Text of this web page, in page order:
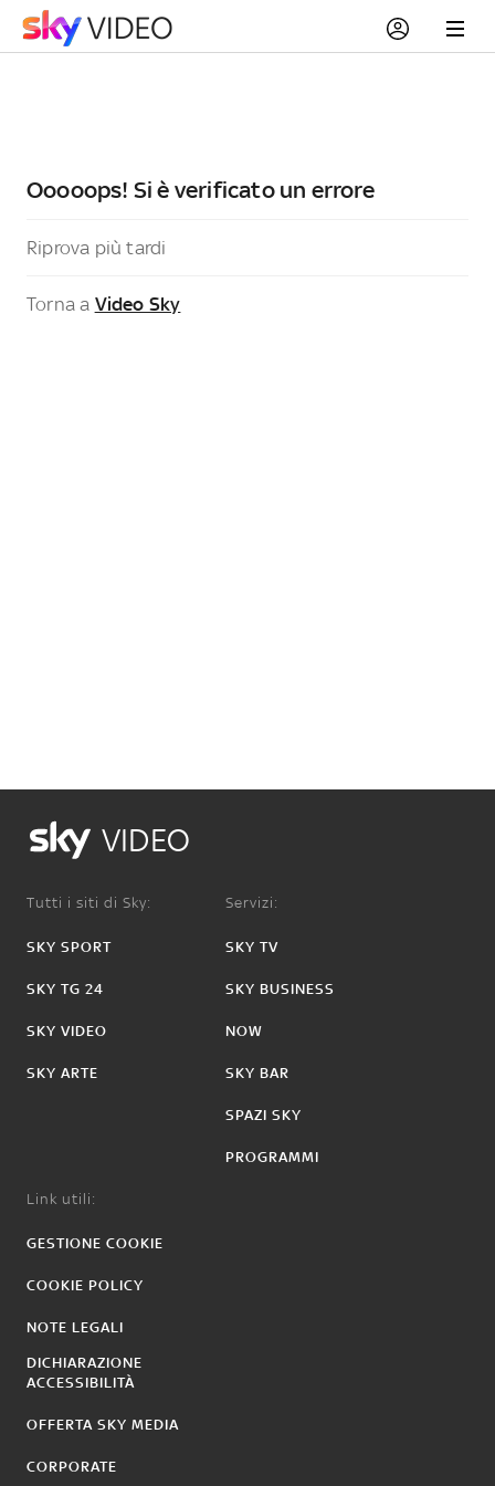
Ooooops! Si è verificato un errore
Riprova più tardi
Torna a Video Sky
VIDEO
Tutti i siti di Sky:
SKY SPORT
SKY TG 24
SKY VIDEO
SKY ARTE
Servizi:
SKY TV
SKY BUSINESS
NOW
SKY BAR
SPAZI SKY
PROGRAMMI
Link utili:
GESTIONE COOKIE
COOKIE POLICY
NOTE LEGALI
DICHIARAZIONE
ACCESSIBILITÀ
OFFERTA SKY MEDIA
CORPORATE